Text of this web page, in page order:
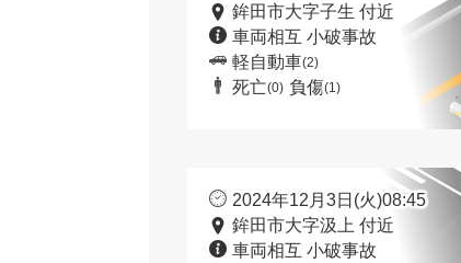
鉾田市大字子生 付近
車両相互 小破事故
軽自動車(2)
死亡(0) 負傷(1)
2024年12月3日(火)08:45
鉾田市大字汲上 付近
車両相互 小破事故